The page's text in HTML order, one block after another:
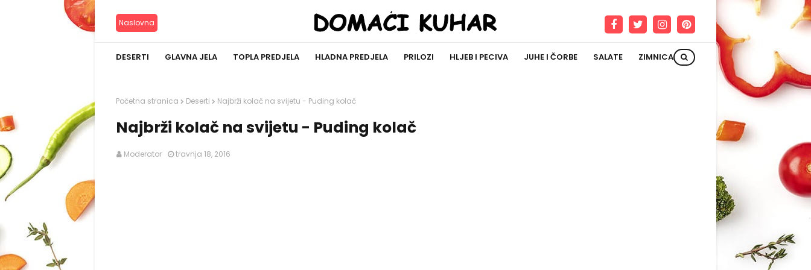
Naslovna
DESERTI GLAVNA JELA TOPLA PREDJELA HLADNA PREDJELA PRILOZI HLJEB I PECIVA JUHE I ČORBE SALATE ZIMNICA
Početna stranica Deserti Najbrži kolač na svijetu - Puding kolač
Najbrži kolač na svijetu - Puding kolač
Moderator travnja 18, 2016